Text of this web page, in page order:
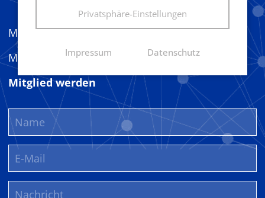
MC Harz bei LinkedIn
MC Harz bei Instagram
Mitglied werden
Privatsphäre-Einstellungen
Impressum Datenschutz